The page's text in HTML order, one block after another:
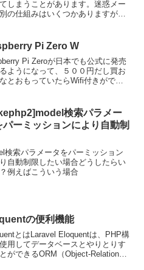
しまうことがあります。迷惑メー
の仕組みはいくつかありますが、
メール扱いなりにくくなるはずで
なお、自ド...
Pi Zero W
Pi Zeroが日本でも公式に発売
ようになって、５００円だし買お
とおもっていたらWifi付きがで
検索パラメー
パーミッションにより自動制
検索パラメータをパーミッション
自動制限したい場合どうしたらい
例えばこういう場合
の便利機能
とはLaravel Eloquentは、PHP構
用してデータベースとやりとりす
ができるORM（Object-Relational